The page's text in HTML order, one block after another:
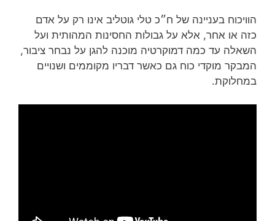
הוויכוח בעניינה של ח״כ טלי גוטליב אינו רק על אדם
כזה או אחר, אלא על גבולות החסינות המהותית ועל
השאלה עד כמה דמוקרטיה מוכנה להגן על נבחר ציבור,
המבקר מוקדי כוח גם כאשר דבריו מקוממים ושנויים
במחלוקת.